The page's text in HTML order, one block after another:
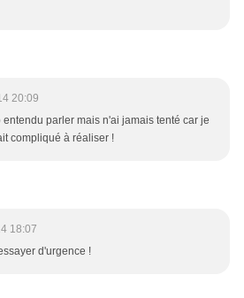
20:09
parler mais n'ai jamais tenté car je
compliqué à réaliser !
18:07
d'urgence !